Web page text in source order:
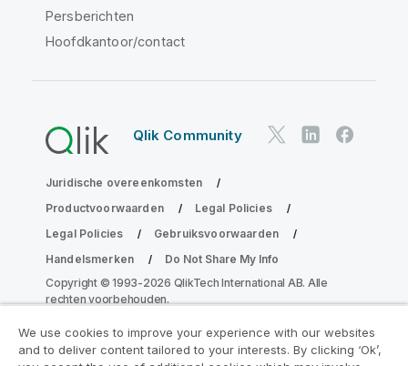
Persberichten
Hoofdkantoor/contact
Qlik Community
Juridische overeenkomsten
Productvoorwaarden
Legal Policies
Legal Policies
Gebruiksvoorwaarden
Handelsmerken
Do Not Share My Info
Copyright © 1993-2026 QlikTech International AB. Alle
rechten voorbehouden.
We use cookies to improve your experience with our websites
and to deliver content tailored to your interests. By clicking ‘Ok’,